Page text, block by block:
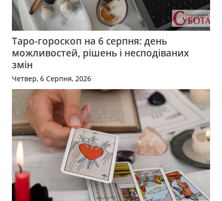
Таро-гороскоп на 6 серпня: день
можливостей, рішень і несподіваних
змін
Четвер, 6 Серпня, 2026